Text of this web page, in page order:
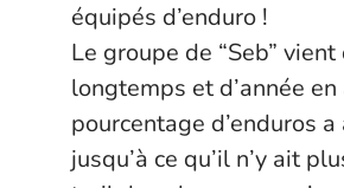
équipés d’enduro !
Le groupe de “Seb”
longtemps et d’année
pourcentage d’enduros
jusqu’à ce qu’il n’y ait